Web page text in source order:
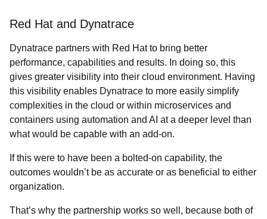
Red Hat and Dynatrace
Dynatrace partners with Red Hat to bring better
performance, capabilities and results. In doing so, this
gives greater visibility into their cloud environment. Having
this visibility enables Dynatrace to more easily simplify
complexities in the cloud or within microservices and
containers using automation and AI at a deeper level than
what would be capable with an add-on.
If this were to have been a bolted-on capability, the
outcomes wouldn’t be as accurate or as beneficial to either
organization.
That’s why the partnership works so well, because both of